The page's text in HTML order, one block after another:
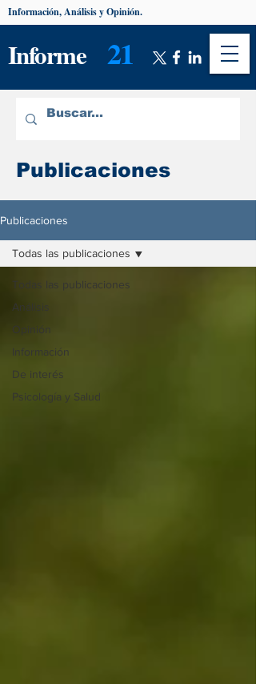
Informe 21
Información, Análisis y Opinión.
Publicaciones
Publicaciones
Todas las publicaciones
Análisis
Opinión
Información
De interés
Psicología y Salud
Todas las publicaciones